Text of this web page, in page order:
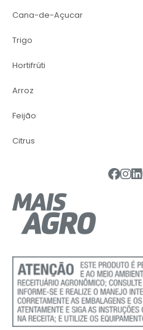
Cana-de-Açucar
Trigo
Hortifrúti
Arroz
Feijão
Citrus